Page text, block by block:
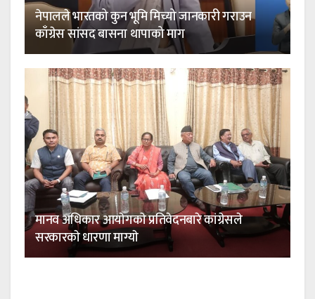
नेपालले भारतको कुन भूमि मिच्यो जानकारी गराउन
काँग्रेस सांसद बासना थापाको माग
मानव अधिकार आयाेगकाे प्रतिवेदनबारे कांग्रेसले
सरकारकाे धारणा माग्याे